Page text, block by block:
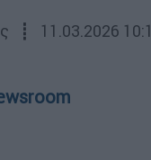
┋ 11.03.2026